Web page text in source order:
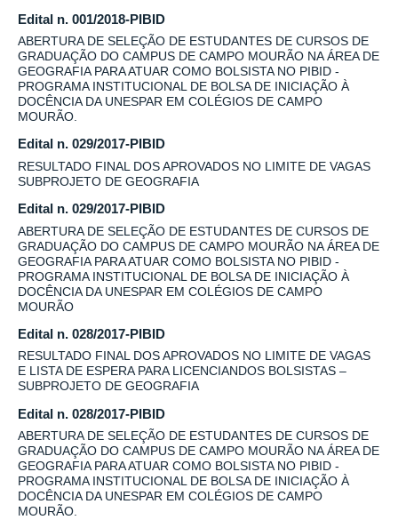
Edital n. 001/2018-PIBID
ABERTURA DE SELEÇÃO DE ESTUDANTES DE CURSOS DE
GRADUAÇÃO DO CAMPUS DE CAMPO MOURÃO NA ÁREA DE
GEOGRAFIA PARA ATUAR COMO BOLSISTA NO PIBID -
PROGRAMA INSTITUCIONAL DE BOLSA DE INICIAÇÃO À
DOCÊNCIA DA UNESPAR EM COLÉGIOS DE CAMPO
MOURÃO.
Edital n. 029/2017-PIBID
RESULTADO FINAL DOS APROVADOS NO LIMITE DE VAGAS
SUBPROJETO DE GEOGRAFIA
Edital n. 029/2017-PIBID
ABERTURA DE SELEÇÃO DE ESTUDANTES DE CURSOS DE
GRADUAÇÃO DO CAMPUS DE CAMPO MOURÃO NA ÁREA DE
GEOGRAFIA PARA ATUAR COMO BOLSISTA NO PIBID -
PROGRAMA INSTITUCIONAL DE BOLSA DE INICIAÇÃO À
DOCÊNCIA DA UNESPAR EM COLÉGIOS DE CAMPO
MOURÃO
Edital n. 028/2017-PIBID
RESULTADO FINAL DOS APROVADOS NO LIMITE DE VAGAS
E LISTA DE ESPERA PARA LICENCIANDOS BOLSISTAS –
SUBPROJETO DE GEOGRAFIA
Edital n. 028/2017-PIBID
ABERTURA DE SELEÇÃO DE ESTUDANTES DE CURSOS DE
GRADUAÇÃO DO CAMPUS DE CAMPO MOURÃO NA ÁREA DE
GEOGRAFIA PARA ATUAR COMO BOLSISTA NO PIBID -
PROGRAMA INSTITUCIONAL DE BOLSA DE INICIAÇÃO À
DOCÊNCIA DA UNESPAR EM COLÉGIOS DE CAMPO
MOURÃO.